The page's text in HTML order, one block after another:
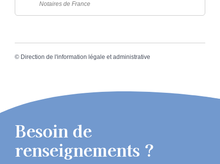
Notaires de France
© Direction de l'information légale et administrative
Besoin de
renseignements ?